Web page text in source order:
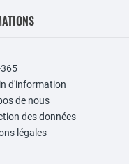
d'information
de nous
des données
légales